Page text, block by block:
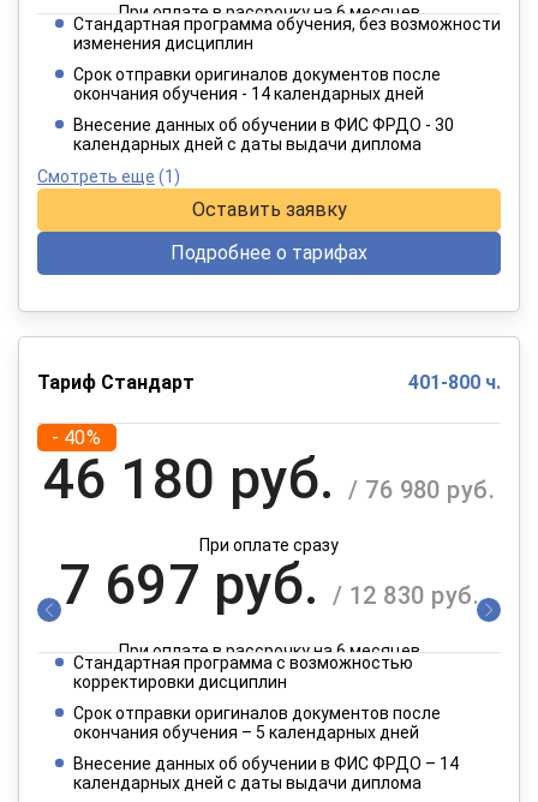
При оплате в рассрочку на 6 месяцев
2 749 руб.
При оплате в рассрочку на 12 месяцев
Стандартная программа обучения, без возможности
изменения дисциплин
Срок отправки оригиналов документов после
окончания обучения - 14 календарных дней
Внесение данных об обучении в ФИС ФРДО - 30
календарных дней с даты выдачи диплома
Смотреть еще (1)
Оставить заявку
Подробнее о тарифах
Тариф Стандарт 401-800 ч.
- 40%
46 180 руб. / 76 980 руб.
При оплате сразу
7 697 руб. / 12 830 руб.
При оплате в рассрочку на 6 месяцев
3 849 руб.
При оплате в рассрочку на 12 месяцев
Стандартная программа с возможностью
корректировки дисциплин
Срок отправки оригиналов документов после
окончания обучения – 5 календарных дней
Внесение данных об обучении в ФИС ФРДО – 14
календарных дней с даты выдачи диплома